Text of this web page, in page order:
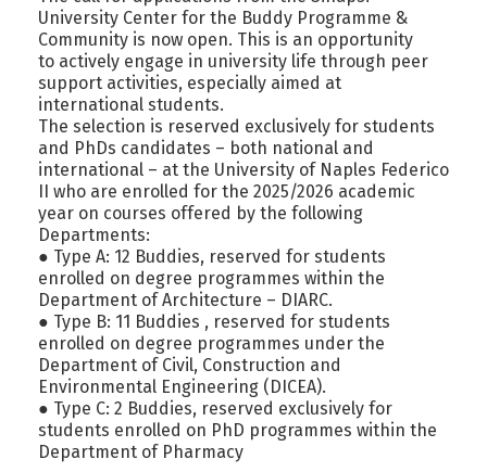
University Center for the Buddy Programme &
Community is now open. This is an opportunity
to actively engage in university life through peer
support activities, especially aimed at
international students.
The selection is reserved exclusively for students
and PhDs candidates – both national and
international – at the University of Naples Federico
II who are enrolled for the 2025/2026 academic
year on courses offered by the following
Departments:
● Type A: 12 Buddies, reserved for students
enrolled on degree programmes within the
Department of Architecture – DIARC.
● Type B: 11 Buddies , reserved for students
enrolled on degree programmes under the
Department of Civil, Construction and
Environmental Engineering (DICEA).
● Type C: 2 Buddies, reserved exclusively for
students enrolled on PhD programmes within the
Department of Pharmacy